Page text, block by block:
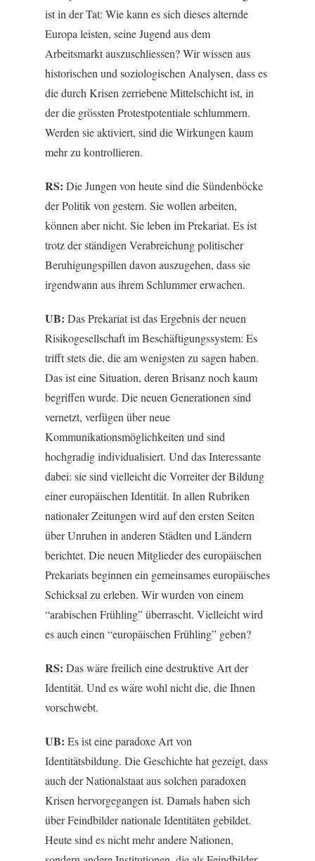
ist in der Tat: Wie kann es sich dieses alternde
Europa leisten, seine Jugend aus dem
Arbeitsmarkt auszuschliessen? Wir wissen aus
historischen und soziologischen Analysen, dass es
die durch Krisen zerriebene Mittelschicht ist, in
der die grössten Protestpotentiale schlummern.
Werden sie aktiviert, sind die Wirkungen kaum
mehr zu kontrollieren.
RS: Die Jungen von heute sind die Sündenböcke
der Politik von gestern. Sie wollen arbeiten,
können aber nicht. Sie leben im Prekariat. Es ist
trotz der ständigen Verabreichung politischer
Beruhigungspillen davon auszugehen, dass sie
irgendwann aus ihrem Schlummer erwachen.
UB: Das Prekariat ist das Ergebnis der neuen
Risikogesellschaft im Beschäftigungssystem: Es
trifft stets die, die am wenigsten zu sagen haben.
Das ist eine Situation, deren Brisanz noch kaum
begriffen wurde. Die neuen Generationen sind
vernetzt, verfügen über neue
Kommunikationsmöglichkeiten und sind
hochgradig individualisiert. Und das Interessante
dabei: sie sind vielleicht die Vorreiter der Bildung
einer europäischen Identität. In allen Rubriken
nationaler Zeitungen wird auf den ersten Seiten
über Unruhen in anderen Städten und Ländern
berichtet. Die neuen Mitglieder des europäischen
Prekariats beginnen ein gemeinsames europäisches
Schicksal zu erleben. Wir wurden von einem
“arabischen Frühling” überrascht. Vielleicht wird
es auch einen “europäischen Frühling” geben?
RS: Das wäre freilich eine destruktive Art der
Identität. Und es wäre wohl nicht die, die Ihnen
vorschwebt.
UB: Es ist eine paradoxe Art von
Identitätsbildung. Die Geschichte hat gezeigt, dass
auch der Nationalstaat aus solchen paradoxen
Krisen hervorgegangen ist. Damals haben sich
über Feindbilder nationale Identitäten gebildet.
Heute sind es nicht mehr andere Nationen,